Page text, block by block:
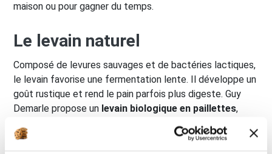
maison ou pour gagner du temps.
Le levain naturel
Composé de levures sauvages et de bactéries lactiques,
le levain favorise une fermentation lente. Il développe un
goût rustique et rend le pain parfois plus digeste. Guy
Demarle propose un levain biologique en paillettes,
facile à utiliser pour donner un caractère artisanal à vos
pains maison.